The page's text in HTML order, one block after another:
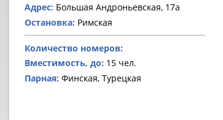
Адрес: Большая Андроньевская, 17а
Остановка: Римская
Количество номеров:
Вместимость, до: 15 чел.
Парная: Финская, Турецкая